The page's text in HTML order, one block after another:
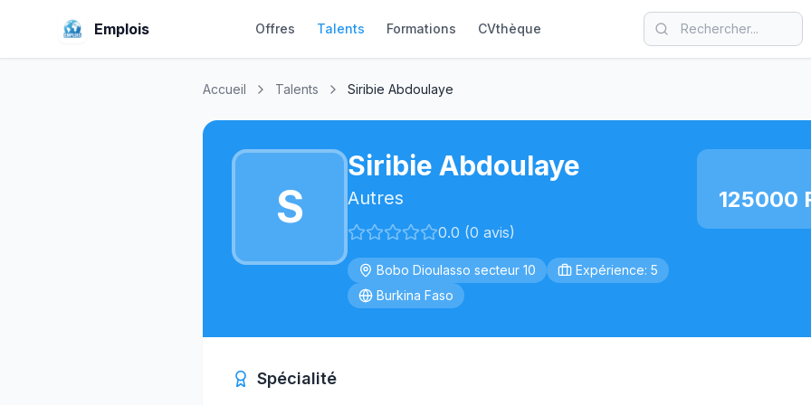
Emplois Offres Talents Formations CVthèque
Accueil Talents Siribie Abdoulaye
S
Siribie Abdoulaye
Autres
0.0 (0 avis)
Bobo Dioulasso secteur 10
Expérience: 5
Burkina Faso
125000
Spécialité